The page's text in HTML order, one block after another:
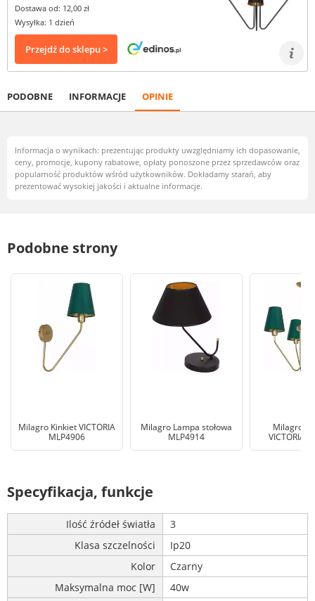
Dostawa od: 12,00 zł
Wysyłka: 1 dzień
Przejdź do sklepu >
PODOBNE INFORMACJE OPINIE
Informacja o wynikach: prezentując produkty uwzględniamy ich dopasowanie,
ceny, promocje, kupony rabatowe, opłaty ponoszone przez sprzedawców oraz
popularność produktów wśród użytkowników. Dokładamy starań, aby
prezentować wysokiej jakości i aktualne informacje.
Podobne strony
Milagro Kinkiet VICTORIA
MLP4906
Milagro Lampa stołowa
MLP4914
Milagro
VICTORIA
Specyfikacja, funkcje
Ilość źródeł światła
3
Klasa szczelności
Ip20
Kolor
Czarny
Maksymalna moc [W]
40w